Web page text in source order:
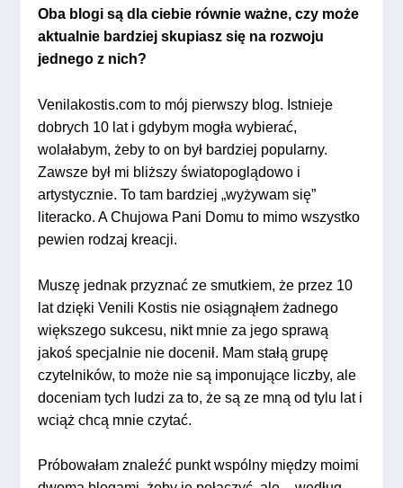
Oba blogi są dla ciebie równie ważne, czy może
aktualnie bardziej skupiasz się na rozwoju
jednego z nich?
Venilakostis.com to mój pierwszy blog. Istnieje
dobrych 10 lat i gdybym mogła wybierać,
wolałabym, żeby to on był bardziej popularny.
Zawsze był mi bliższy światopoglądowo i
artystycznie. To tam bardziej „wyżywam się”
literacko. A Chujowa Pani Domu to mimo wszystko
pewien rodzaj kreacji.
Muszę jednak przyznać ze smutkiem, że przez 10
lat dzięki Venili Kostis nie osiągnąłem żadnego
większego sukcesu, nikt mnie za jego sprawą
jakoś specjalnie nie docenił. Mam stałą grupę
czytelników, to może nie są imponujące liczby, ale
doceniam tych ludzi za to, że są ze mną od tylu lat i
wciąż chcą mnie czytać.
Próbowałam znaleźć punkt wspólny między moimi